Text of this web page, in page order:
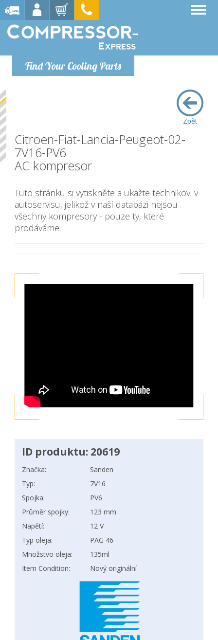
Find Your Cooling Parts
Zpět
Citroen-Fiat-Lancia-Peugeot-02-
7V16-PV6
AC kompresor
Tuto stránku si vytiskněte a ukažte technikovi v
autoservisu, jelikož v naší databázi nejsou
všechny kompresory - pouze ty, které
prodáváme.
ID produktu: 20619
Značka:
Sanden
Typ:
7V16
Spojka:
PV6
Průměr spojky:
123 mm
Napětí:
12 V
Typ oleja:
PAG 46
Množstvo oleja:
135ml
Item Condition:
Nový originální